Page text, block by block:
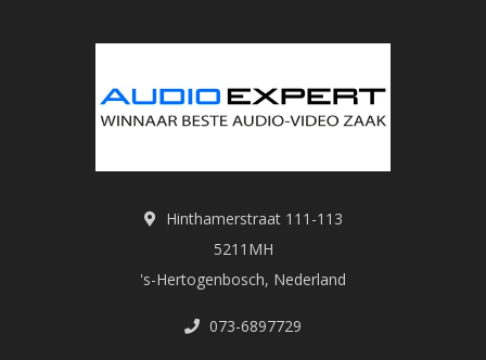
Hinthamerstraat 111-113
5211MH
's-Hertogenbosch, Nederland
073-6897729